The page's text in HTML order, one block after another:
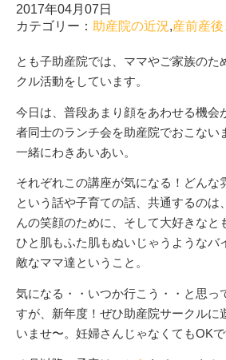
2017年04月07日
カテゴリー： 助産院の近況,産前産
とも子助産院では、ママやご家族のた
クル活動をしています。
今日は、普段あまり顔をあわせる機会
者同士のランチ会を助産院でおこない
一緒にわきあいあい。
それぞれこの講座が気になる！どんな
という話や子育ての話、共通するのは
んの笑顔のために、そして大好きなと
ひと肌もふた肌もぬいじゃうようなバ
敵なママ達ということ。
気になる・・いつか行こう・・と思っ
すが、新年度！ぜひ助産院サークルに
いませ〜。妊婦さんじゃなくてもOKで